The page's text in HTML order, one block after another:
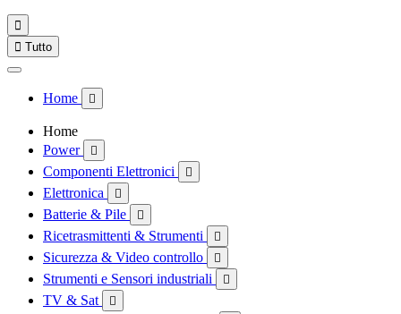

 Tutto
Home 
Home
Power

Componenti Elettronici 
Elettronica 
Batterie & Pile 
Ricetrasmittenti & Strumenti 
Sicurezza & Video controllo 
Strumenti e Sensori industriali 
TV & Sat 